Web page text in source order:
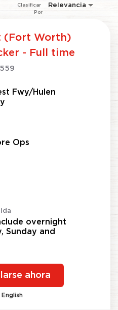
Relevancia
Clasificar
Por
(Fort Worth)
- Full time
Fwy/Hulen
Ops
overnight
Sunday and
ahora
English